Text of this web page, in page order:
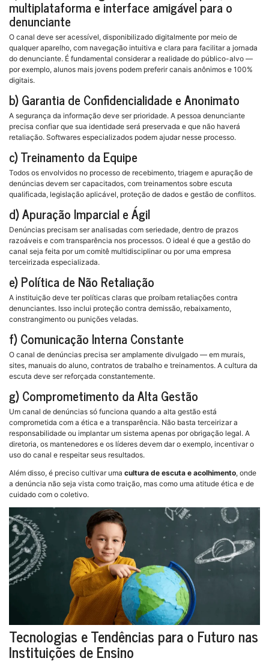
multiplataforma e interface amigável para o
denunciante
O canal deve ser acessível, disponibilizado digitalmente por meio de
qualquer aparelho, com navegação intuitiva e clara para facilitar a jornada
do denunciante. É fundamental considerar a realidade do público-alvo —
por exemplo, alunos mais jovens podem preferir canais anônimos e 100%
digitais.
b) Garantia de Confidencialidade e Anonimato
A segurança da informação deve ser prioridade. A pessoa denunciante
precisa confiar que sua identidade será preservada e que não haverá
retaliação. Softwares especializados podem ajudar nesse processo.
c) Treinamento da Equipe
Todos os envolvidos no processo de recebimento, triagem e apuração de
denúncias devem ser capacitados, com treinamentos sobre escuta
qualificada, legislação aplicável, proteção de dados e gestão de conflitos.
d) Apuração Imparcial e Ágil
Denúncias precisam ser analisadas com seriedade, dentro de prazos
razoáveis e com transparência nos processos. O ideal é que a gestão do
canal seja feita por um comitê multidisciplinar ou por uma empresa
terceirizada especializada.
e) Política de Não Retaliação
A instituição deve ter políticas claras que proíbam retaliações contra
denunciantes. Isso inclui proteção contra demissão, rebaixamento,
constrangimento ou punições veladas.
f) Comunicação Interna Constante
O canal de denúncias precisa ser amplamente divulgado — em murais,
sites, manuais do aluno, contratos de trabalho e treinamentos. A cultura da
escuta deve ser reforçada constantemente.
g) Comprometimento da Alta Gestão
Um canal de denúncias só funciona quando a alta gestão está
comprometida com a ética e a transparência. Não basta terceirizar a
responsabilidade ou implantar um sistema apenas por obrigação legal. A
diretoria, os mantenedores e os líderes devem dar o exemplo, incentivar o
uso do canal e respeitar seus resultados.
Além disso, é preciso cultivar uma cultura de escuta e acolhimento, onde
a denúncia não seja vista como traição, mas como uma atitude ética e de
cuidado com o coletivo.
Tecnologias e Tendências para o Futuro nas
Instituições de Ensino